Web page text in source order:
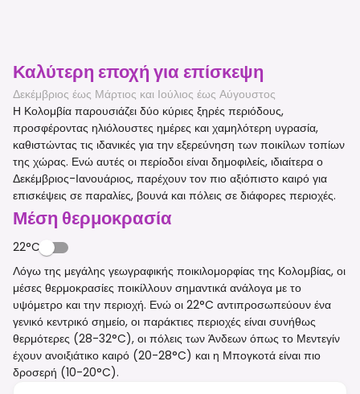
Καλύτερη εποχή για επίσκεψη
Δεκέμβριος έως Μάρτιος και Ιούλιος έως Αύγουστος
Η Κολομβία παρουσιάζει δύο κύριες ξηρές περιόδους,
προσφέροντας ηλιόλουστες ημέρες και χαμηλότερη υγρασία,
καθιστώντας τις ιδανικές για την εξερεύνηση των ποικίλων τοπίων
της χώρας. Ενώ αυτές οι περίοδοι είναι δημοφιλείς, ιδιαίτερα ο
Δεκέμβριος-Ιανουάριος, παρέχουν τον πιο αξιόπιστο καιρό για
επισκέψεις σε παραλίες, βουνά και πόλεις σε διάφορες περιοχές.
Μέση θερμοκρασία
22°C
Λόγω της μεγάλης γεωγραφικής ποικιλομορφίας της Κολομβίας, οι
μέσες θερμοκρασίες ποικίλλουν σημαντικά ανάλογα με το
υψόμετρο και την περιοχή. Ενώ οι 22°C αντιπροσωπεύουν ένα
γενικό κεντρικό σημείο, οι παράκτιες περιοχές είναι συνήθως
θερμότερες (28-32°C), οι πόλεις των Άνδεων όπως το Μεντεγίν
έχουν ανοιξιάτικο καιρό (20-28°C) και η Μπογκοτά είναι πιο
δροσερή (10-20°C).